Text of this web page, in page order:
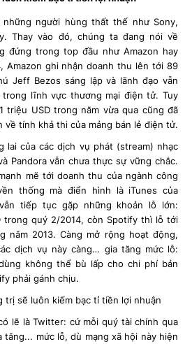
người hùng thất thế như Sony,
Thay vào đó, chúng ta đang nói về
đứng trong top đầu như Amazon hay
Amazon ghi nhận doanh thu lên tới 89
Jeff Bezos sáng lập và lãnh đạo vẫn
lĩnh vực thương mại điện tử. Tuy
triệu USD trong năm vừa qua cũng đã
về tính khả thi của mảng bán lẻ điện tử.
lai của các dịch vụ phát (stream) nhạc
Pandora vẫn chưa thực sự vững chắc.
mẽ tới doanh thu của ngành công
thống mà điển hình là iTunes của
tiếp tục gặp những khoản lỗ lớn:
trong quý 2/2014, còn Spotify thì lỗ tới
năm 2013. Càng mở rộng hoạt động,
dịch vụ này càng… gia tăng mức lỗ:
không thể bù lấp cho chi phí bản
phải gánh chịu.
lẽ là Twitter: cứ mỗi quý tài chính qua
mức lỗ, dù mạng xã hội này hiện